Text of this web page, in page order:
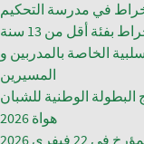
في مدرسة التحكيم
بفئة أقل من 13 سنة
الخاصة بالمدربين و
المسيرين
65 و برنامج البطولة الوطنية للشبان